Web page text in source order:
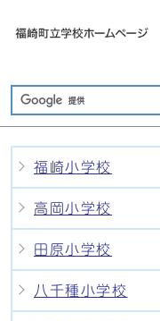
福崎小学校
高岡小学校
田原小学校
八千種小学校